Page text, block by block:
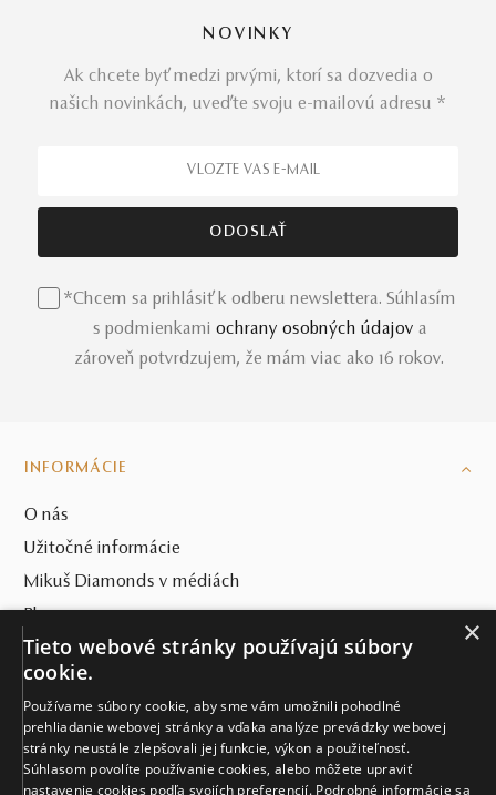
NOVINKY
Ak chcete byť medzi prvými, ktorí sa dozvedia o
našich novinkách, uveďte svoju e-mailovú adresu *
*Chcem sa prihlásiť k odberu newslettera. Súhlasím
s podmienkami ochrany osobných údajov a
zároveň potvrdzujem, že mám viac ako 16 rokov.
INFORMÁCIE
O nás
Užitočné informácie
Mikuš Diamonds v médiách
Blog
SVET MIKUŠ DIAMONDS
VŠETKO O NÁKUPE
KONTAKT
×
Tieto webové stránky používajú súbory
cookie.
Používame súbory cookie, aby sme vám umožnili pohodlné
prehliadanie webovej stránky a vďaka analýze prevádzky webovej
stránky neustále zlepšovali jej funkcie, výkon a použiteľnosť.
Súhlasom povolíte používanie cookies, alebo môžete upraviť
nastavenie cookies podľa svojích preferencií. Podrobné informácie sa